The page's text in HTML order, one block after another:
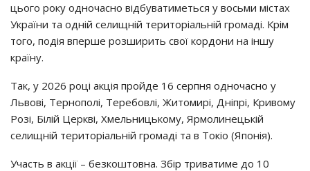
цього року одночасно відбуватиметься у восьми містах
України та одній селищній територіальній громаді. Крім
того, подія вперше розширить свої кордони на іншу
країну.
Так, у 2026 році акція пройде 16 серпня одночасно у
Львові, Тернополі, Теребовлі, Житомирі, Дніпрі, Кривому
Розі, Білій Церкві, Хмельницькому, Ярмолинецькій
селищній територіальній громаді та в Токіо (Японія).
Участь в акції – безкоштовна. Збір триватиме до 10